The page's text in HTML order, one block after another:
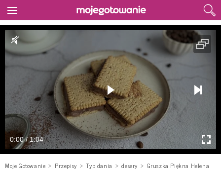
0:00 / 1:04
Moje Gotowanie Przepisy Typ dania desery Gruszka Piękna Helena